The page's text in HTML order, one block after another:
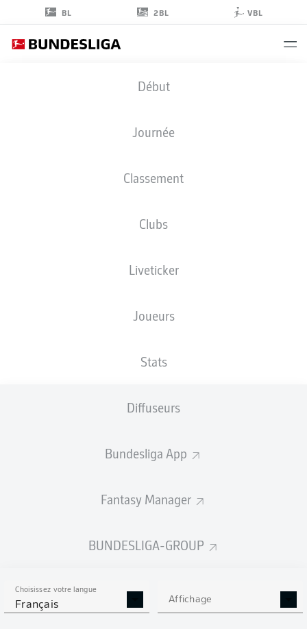
BL 2BL VBL
Début
Journée
Classement
Clubs
Liveticker
Joueurs
Stats
Diffuseurs
Bundesliga App
Fantasy Manager
BUNDESLIGA-GROUP
Choisissez votre langue
Français Affichage
STATS DE LA SAISON
2025/2026